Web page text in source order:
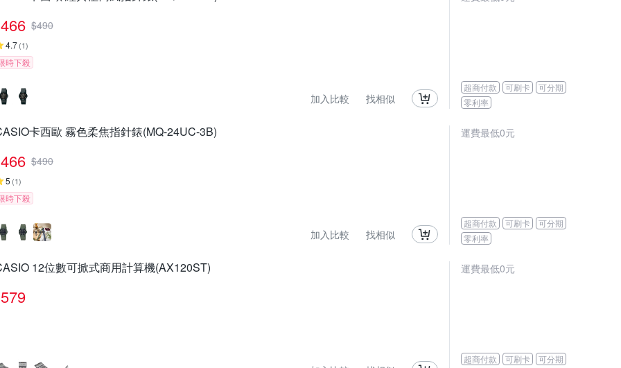
466 $490
4.7(1)
時下殺
加入比較 找相似
超商付款 可刷卡
可分期
零利率
卡西歐 霧色柔焦指針錶(MQ-24UC-3B)
466 $490
5 (1)
時下殺
加入比較 找相似
運費最低0元
超商付款 可刷卡
可分期
零利率
12位數可掀式商用計算機(AX120ST)
579
運費最低0元
超商付款 可刷卡
可分期